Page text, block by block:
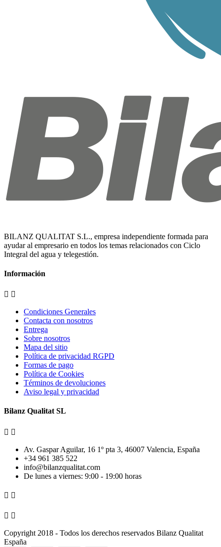
BILANZ QUALITAT S.L., empresa independiente formada para
ayudar al empresario en todos los temas relacionados con Ciclo
Integral del agua y telegestión.
Información
 
Condiciones Generales
Contacta con nosotros
Entrega
Sobre nosotros
Mapa del sitio
Política de privacidad RGPD
Formas de pago
Política de Cookies
Términos de devoluciones
Aviso legal y privacidad
Bilanz Qualitat SL
 
Av. Gaspar Aguilar, 16 1º pta 3, 46007 Valencia, España
+34 961 385 522
info@bilanzqualitat.com
De lunes a viernes: 9:00 - 19:00 horas
 
 
Copyright 2018 - Todos los derechos reservados Bilanz Qualitat
España